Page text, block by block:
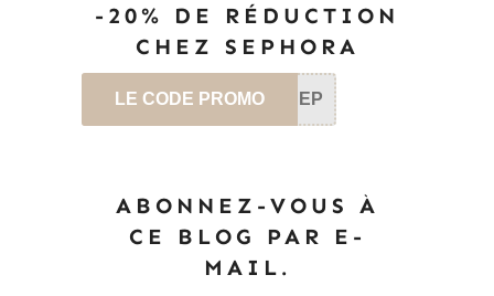
-20% DE RÉDUCTION
CHEZ SEPHORA
LE CODE PROMO SEP
ABONNEZ-VOUS À
CE BLOG PAR E-
MAIL.